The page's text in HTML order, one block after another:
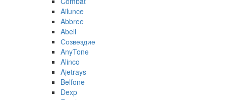
Ailunce
Abbree
Abell
Созвездие
AnyTone
Alinco
Ajetrays
Belfone
Dexp